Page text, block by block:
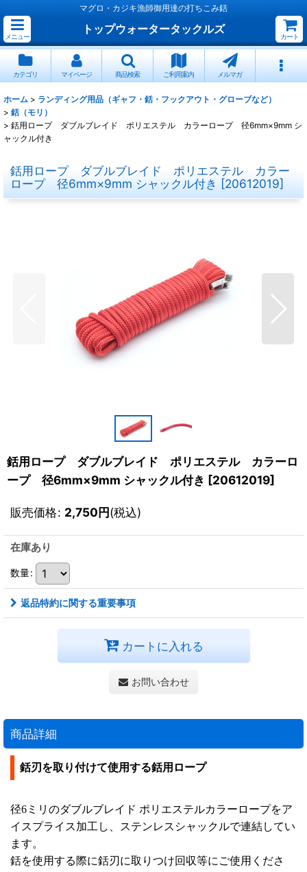
マグロ・カジキ漁師御用達の打ちこみ銛
メニュー
トップウォータータックルズ
カート
カテゴリ マイページ 商品検索 ご利用案内 メルマガ
ホーム > ランディング用品（ギャフ・銛・フックアウト・グローブなど）
> 銛（モリ）
> 銛用ロープ ダブルブレイド ポリエステル カラーロープ 径6mm×9mm シ
ャックル付き
銛用ロープ ダブルブレイド ポリエステル カラー
ロープ 径6mm×9mm シャックル付き [20612019]
銛用ロープ ダブルブレイド ポリエステル カラーロ
ープ 径6mm×9mm シャックル付き [20612019]
販売価格: 2,750円(税込)
在庫あり
数量:
返品特約に関する重要事項
カートに入れる
お問い合わせ
商品詳細
銛刃を取り付けて使用する銛用ロープ
径6ミリのダブルブレイド ポリエステルカラーロープをア
イスプライス加工し、ステンレスシャックルで連結してい
ます。
銛を使用する際に銛刃に取りつけ回収等にご使用くださ